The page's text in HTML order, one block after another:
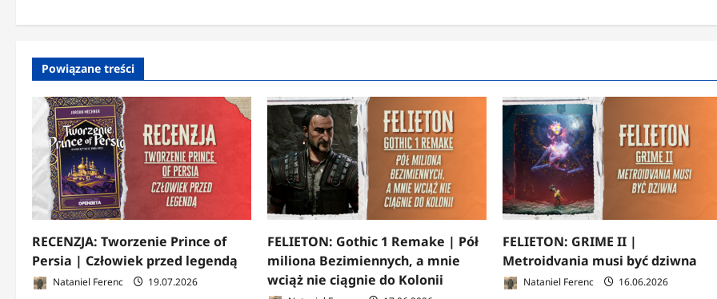
c
w
p
i
s
y
Powiązane treści
RECENZJA: Tworzenie Prince of
Persia | Człowiek przed legendą
Nataniel Ferenc 19.07.2026
FELIETON: Gothic 1 Remake | Pół
miliona Bezimiennych, a mnie
wciąż nie ciągnie do Kolonii
FELIETON: GRIME II |
Metroidvania musi być dziwna
Nataniel Ferenc 16.06.2026